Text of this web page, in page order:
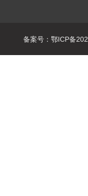
备案号：鄂ICP备